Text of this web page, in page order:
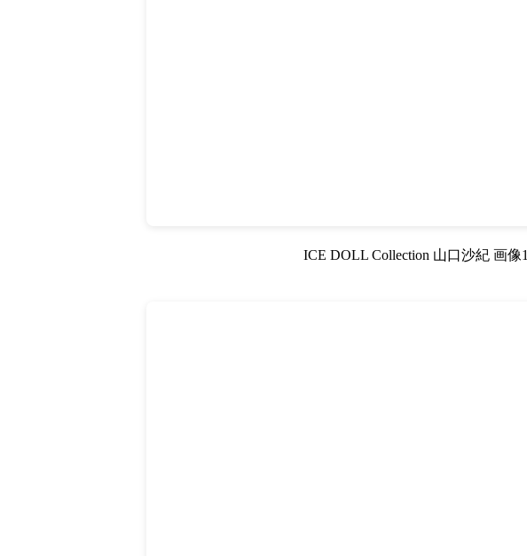
ICE DOLL Collection 山口沙紀 画像1